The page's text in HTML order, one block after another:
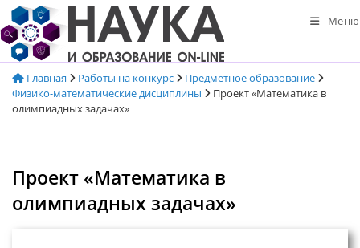
Перейти
к
содержимому
Меню
Главная Работы на конкурс
Предметное образование
Физико-математические дисциплины
Проект «Математика в
олимпиадных задачах»
Проект «Математика в
олимпиадных задачах»